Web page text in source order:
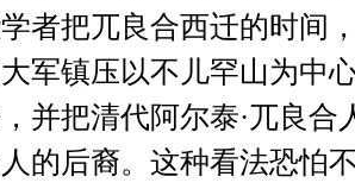
者把兀良合西迁的时间
军镇压以不儿罕山为中
并把清代阿尔泰·兀良合
的后裔。这种看法恐怕